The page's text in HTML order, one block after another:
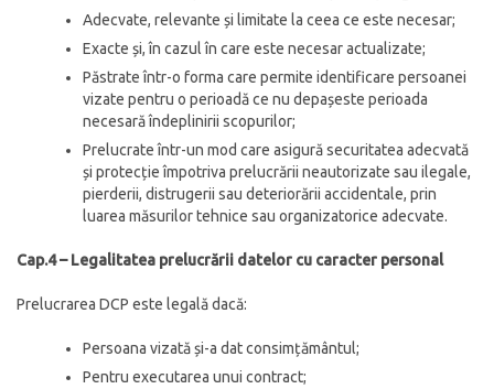
Adecvate, relevante și limitate la ceea ce este necesar;
Exacte și, în cazul în care este necesar actualizate;
Păstrate într-o forma care permite identificare persoanei
vizate pentru o perioadă ce nu depașeste perioada
necesară îndeplinirii scopurilor;
Prelucrate într-un mod care asigură securitatea adecvată
și protecție împotriva prelucrării neautorizate sau ilegale,
pierderii, distrugerii sau deteriorării accidentale, prin
luarea măsurilor tehnice sau organizatorice adecvate.
Cap.4 – Legalitatea prelucrării datelor cu caracter personal
Prelucrarea DCP este legală dacă:
Persoana vizată și-a dat consimțământul;
Pentru executarea unui contract;